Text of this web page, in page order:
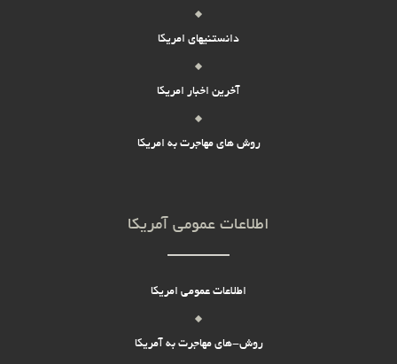
دانستنیهای امریکا
آخرین اخبار امریکا
روش های مهاجرت به امریکا
اطلاعات عمومی آمریکا
اطلاعات عمومی امریکا
روش-های مهاجرت به آمریکا